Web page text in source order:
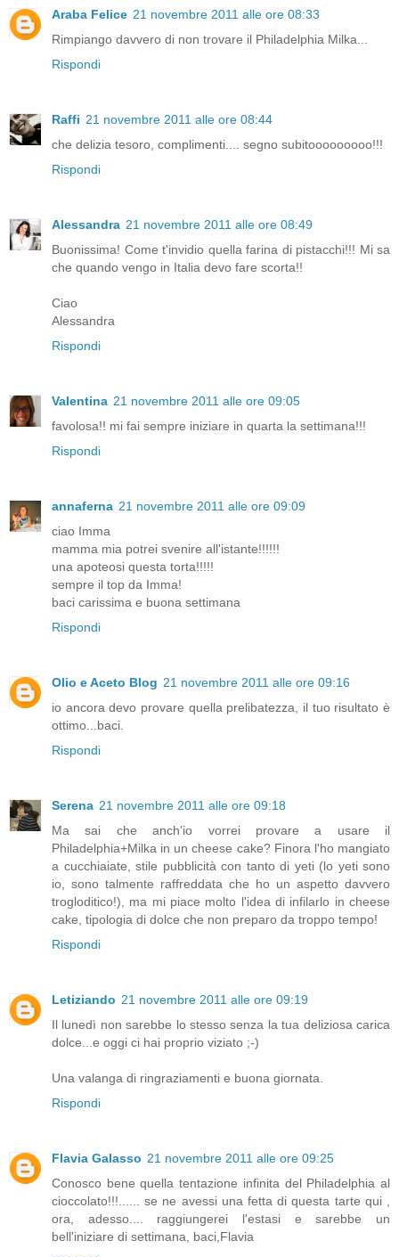
Araba Felice 21 novembre 2011 alle ore 08:33
Rimpiango davvero di non trovare il Philadelphia Milka...
Rispondi
Raffi 21 novembre 2011 alle ore 08:44
che delizia tesoro, complimenti.... segno subitooooooooo!!!
Rispondi
Alessandra 21 novembre 2011 alle ore 08:49
Buonissima! Come t'invidio quella farina di pistacchi!!! Mi sa
che quando vengo in Italia devo fare scorta!!
Ciao
Alessandra
Rispondi
Valentina 21 novembre 2011 alle ore 09:05
favolosa!! mi fai sempre iniziare in quarta la settimana!!!
Rispondi
annaferna 21 novembre 2011 alle ore 09:09
ciao Imma
mamma mia potrei svenire all'istante!!!!!!
una apoteosi questa torta!!!!!
sempre il top da Imma!
baci carissima e buona settimana
Rispondi
Olio e Aceto Blog 21 novembre 2011 alle ore 09:16
io ancora devo provare quella prelibatezza, il tuo risultato è
ottimo...baci.
Rispondi
Serena 21 novembre 2011 alle ore 09:18
Ma sai che anch'io vorrei provare a usare il
Philadelphia+Milka in un cheese cake? Finora l'ho mangiato
a cucchiaiate, stile pubblicità con tanto di yeti (lo yeti sono
io, sono talmente raffreddata che ho un aspetto davvero
trogloditico!), ma mi piace molto l'idea di infilarlo in cheese
cake, tipologia di dolce che non preparo da troppo tempo!
Rispondi
Letiziando 21 novembre 2011 alle ore 09:19
Il lunedì non sarebbe lo stesso senza la tua deliziosa carica
dolce...e oggi ci hai proprio viziato ;-)
Una valanga di ringraziamenti e buona giornata.
Rispondi
Flavia Galasso 21 novembre 2011 alle ore 09:25
Conosco bene quella tentazione infinita del Philadelphia al
cioccolato!!!...... se ne avessi una fetta di questa tarte qui ,
ora, adesso.... raggiungerei l'estasi e sarebbe un
bell'iniziare di settimana, baci,Flavia